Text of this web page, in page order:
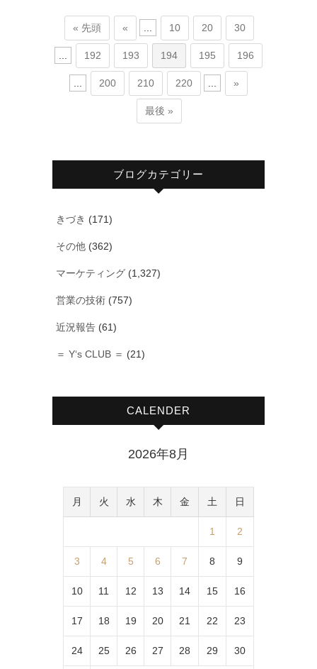
« 先頭 « 10 20 30
192 193 194 195 196
200 210 220 »
最後 »
ブログカテゴリー
きづき (171)
その他 (362)
マーケティング (1,327)
営業の技術 (757)
近況報告 (61)
＝ Y‘s CLUB ＝ (21)
CALENDER
2026年8月
月 火 水 木 金 土 日
1 2
3 4 5 6 7 8 9
10 11 12 13 14 15 16
17 18 19 20 21 22 23
24 25 26 27 28 29 30